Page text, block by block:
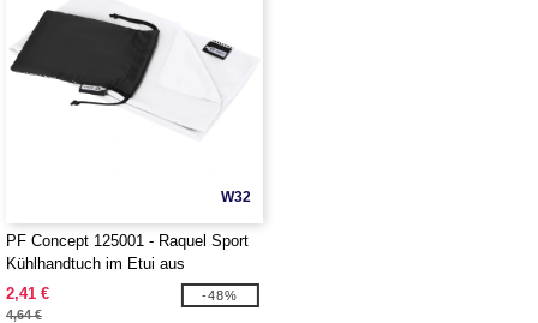
W32
PF Concept 125001 - Raquel Sport
Kühlhandtuch im Etui aus
recyceltem PET Kunststoff
2,41 €
4,64 €
-48%